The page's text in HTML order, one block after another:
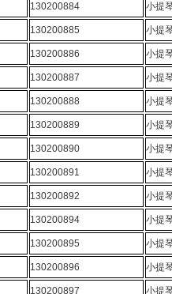
130200884 小提
130200885 小提
130200886 小提
130200887 小提
130200888 小提
130200889 小提
130200890 小提
130200891 小提
130200892 小提
130200894 小提
130200895 小提
130200896 小提
130200897 小提